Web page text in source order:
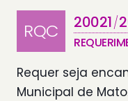
RQC 20021/
Requer seja
Municipal de